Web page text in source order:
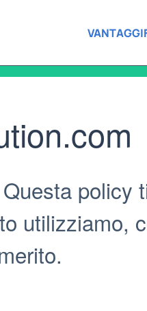
VANTAGGI
policy
utilizziamo,